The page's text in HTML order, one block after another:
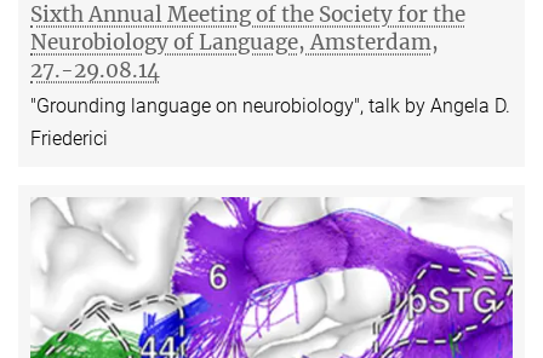
Sixth Annual Meeting of the Society for the
Neurobiology of Language, Amsterdam,
27.-29.08.14
"Grounding language on neurobiology", talk by Angela D.
Friederici